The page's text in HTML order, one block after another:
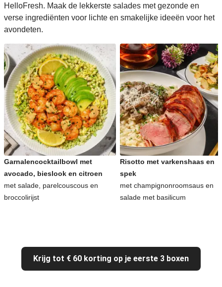
HelloFresh. Maak de lekkerste salades met gezonde en
verse ingrediënten voor lichte en smakelijke ideeën voor het
avondeten.
Garnalencocktailbowl met
avocado, bieslook en citroen
met salade, parelcouscous en
broccolirijst
Risotto met varkenshaas en
spek
met champignonroomsaus en
salade met basilicum
Krijg tot € 60 korting op je eerste 3 boxen